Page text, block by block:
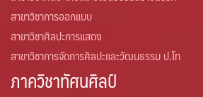
สาขาวิชาการออกแบบ
สาขาวิชาศิลปะการแสดง
สาขาวิชาการจัดการศิลปะและวัฒนธรรม ป.โท
ภาควิชาทัศนศิลป์